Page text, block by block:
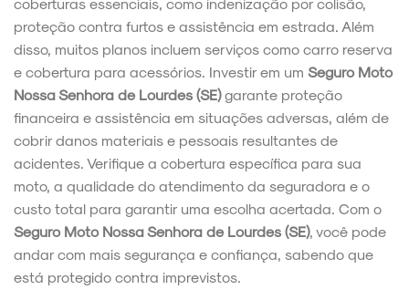
proteção contra furtos e assistência em estrada. Além
disso, muitos planos incluem serviços como carro reserva
e cobertura para acessórios. Investir em um Seguro Moto
Nossa Senhora de Lourdes (SE)garante proteção
financeira e assistência em situações adversas, além de
cobrir danos materiais e pessoais resultantes de
acidentes. Verifique a cobertura específica para sua
moto, a qualidade do atendimento da seguradora e o
custo total para garantir uma escolha acertada. Com o
Seguro Moto Nossa Senhora de Lourdes (SE), você pode
andar com mais segurança e confiança, sabendo que
está protegido contra imprevistos.